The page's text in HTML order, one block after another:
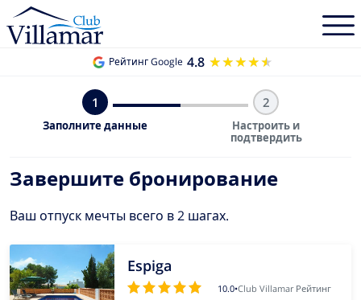
Рейтинг Google 4.8 ★★★★★
★★★★★
1
Заполните данные
2
Настроить и
подтвердить
Завершите бронирование
Ваш отпуск мечты всего в 2 шагах.
Espiga
10.0•Club Villamar Рейтинг